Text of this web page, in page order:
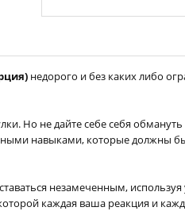
недорого и без каких либо
Но не дайте себе себя
навыками, которые должны
незамеченным,
каждая ваша реакция и